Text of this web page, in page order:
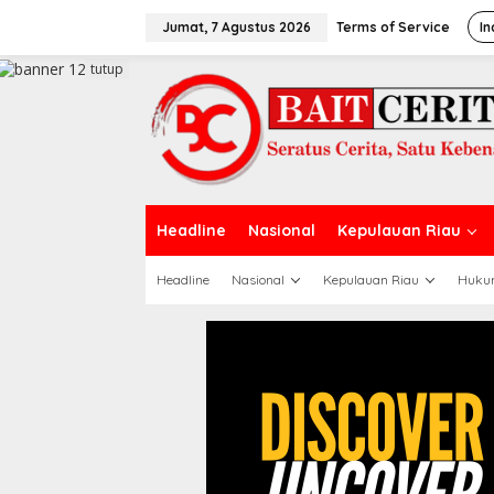
a
Jumat, 7 Agustus 2026 Terms of Service
Headline Nasional Kepulauan Riau
Headline Nasional Kepulauan Riau
tutup